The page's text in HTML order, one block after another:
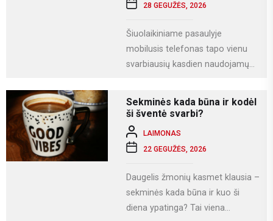
28 GEGUŽĖS, 2026
Šiuolaikiniame pasaulyje
mobilusis telefonas tapo vienu
svarbiausių kasdien naudojamų
naudojamės socialiniais...
Sekminės kada būna ir kodėl
ši šventė svarbi?
LAIMONAS
22 GEGUŽĖS, 2026
Daugelis žmonių kasmet klausia –
sekminės kada būna ir kuo ši
diena ypatinga? Tai viena